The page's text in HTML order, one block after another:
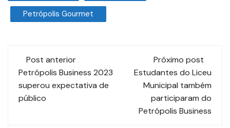
Petrópolis Gourmet
Post anterior
Petrópolis Business 2023
superou expectativa de
público
Próximo post
Estudantes do Liceu
Municipal também
participaram do
Petrópolis Business